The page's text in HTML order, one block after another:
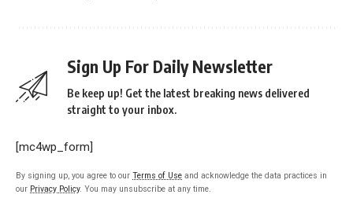
Sign Up For Daily Newsletter
Be keep up! Get the latest breaking news delivered
straight to your inbox.
[mc4wp_form]
By signing up, you agree to our Terms of Use and acknowledge the data practices in
our Privacy Policy. You may unsubscribe at any time.